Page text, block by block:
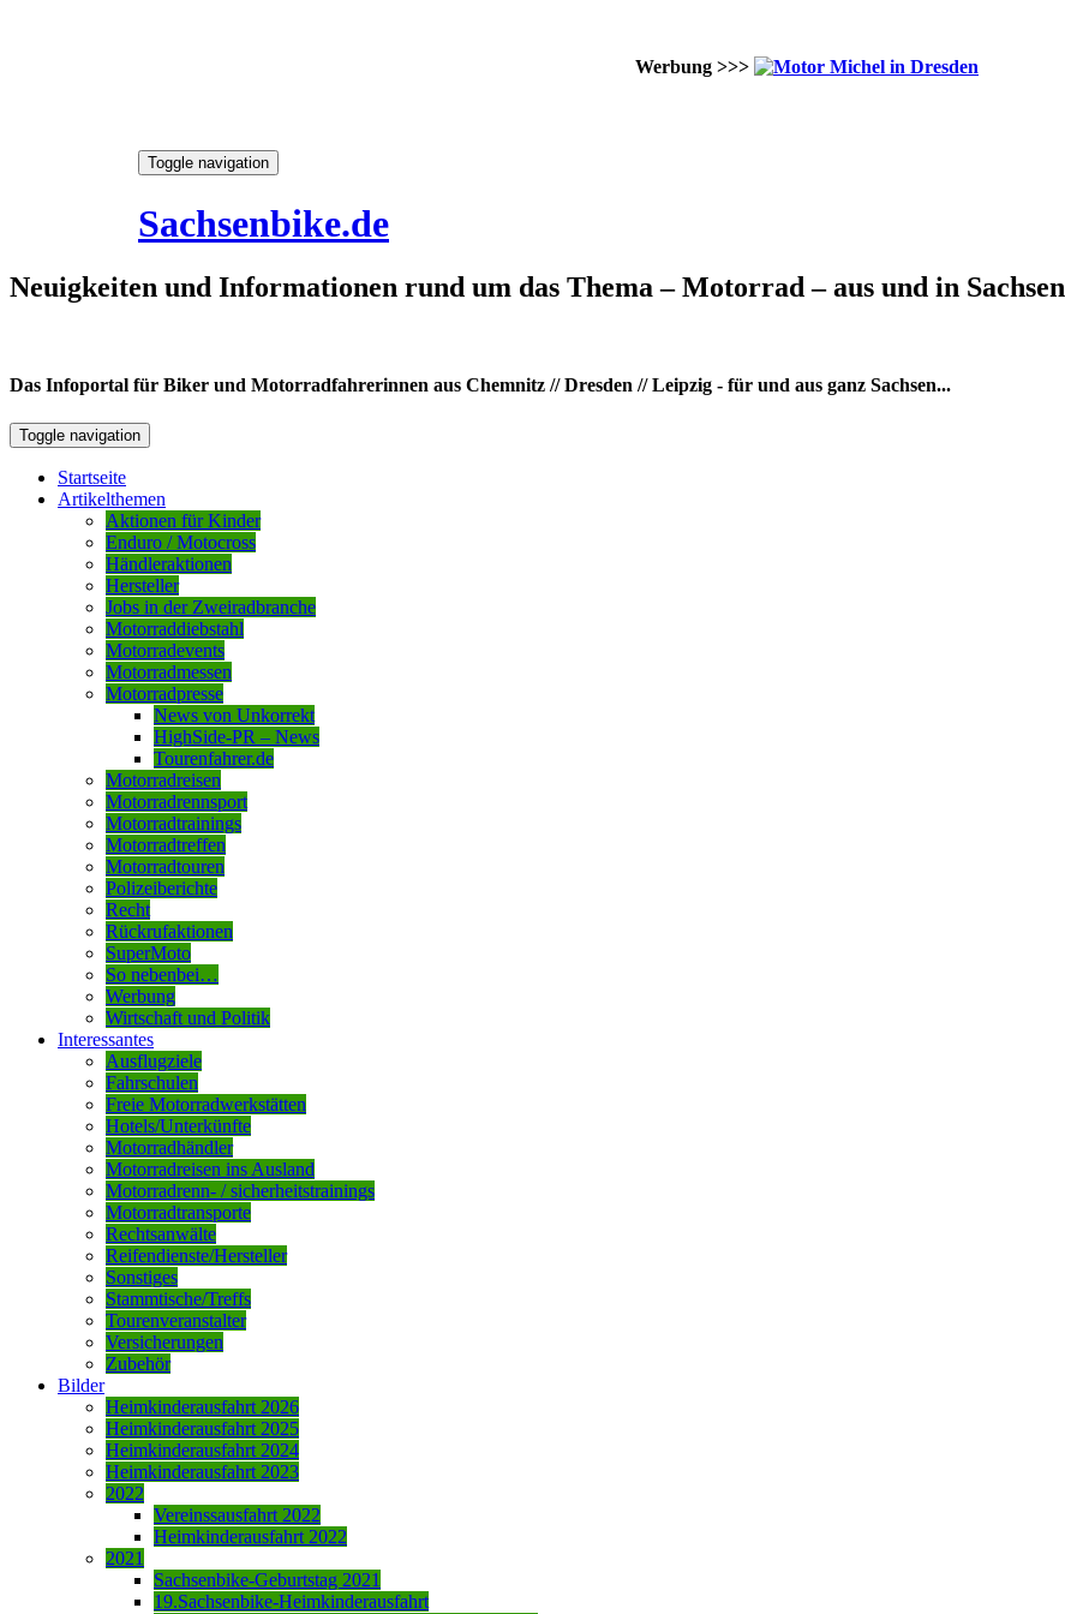
Werbung >>>
Toggle navigation
Sachsenbike.de
Neuigkeiten und Informationen rund um das Thema – Motorrad – aus und in Sachsen
Das Infoportal für Biker und Motorradfahrerinnen aus Chemnitz // Dresden // Leipzig - für und aus ganz Sachsen...
Toggle navigation
Startseite
Artikelthemen
Aktionen für Kinder
Enduro / Motocross
Händleraktionen
Hersteller
Jobs in der Zweiradbranche
Motorraddiebstahl
Motorradevents
Motorradmessen
Motorradpresse
News von Unkorrekt
HighSide-PR – News
Tourenfahrer.de
Motorradreisen
Motorradrennsport
Motorradtrainings
Motorradtreffen
Motorradtouren
Polizeiberichte
Recht
Rückrufaktionen
SuperMoto
So nebenbei…
Werbung
Wirtschaft und Politik
Interessantes
Ausflugziele
Fahrschulen
Freie Motorradwerkstätten
Hotels/Unterkünfte
Motorradhändler
Motorradreisen ins Ausland
Motorradrenn- / sicherheitstrainings
Motorradtransporte
Rechtsanwälte
Reifendienste/Hersteller
Sonstiges
Stammtische/Treffs
Tourenveranstalter
Versicherungen
Zubehör
Bilder
Heimkinderausfahrt 2026
Heimkinderausfahrt 2025
Heimkinderausfahrt 2024
Heimkinderausfahrt 2023
2022
Vereinssausfahrt 2022
Heimkinderausfahrt 2022
2021
Sachsenbike-Geburtstag 2021
19.Sachsenbike-Heimkinderausfahrt